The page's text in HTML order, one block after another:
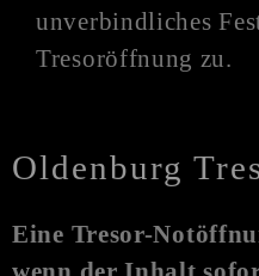
unverbindliches
Tresoröffnung zu.
Oldenburg
Eine Tresor-